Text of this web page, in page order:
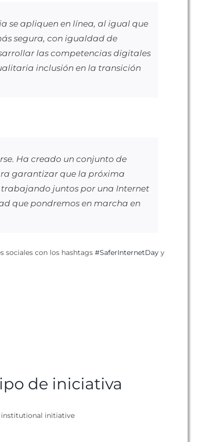
se apliquen en línea, al igual que
segura, con igualdad de
las competencias digitales
inclusión en la transición
Ha creado un conjunto de
garantizar que la próxima
juntos por una Internet
que pondremos en marcha en
sociales con los hashtags #SaferInternetDay y
de iniciativa
institutional initiative